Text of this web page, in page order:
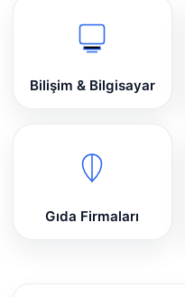
Bilişim & Bilgisayar
Gıda Firmaları